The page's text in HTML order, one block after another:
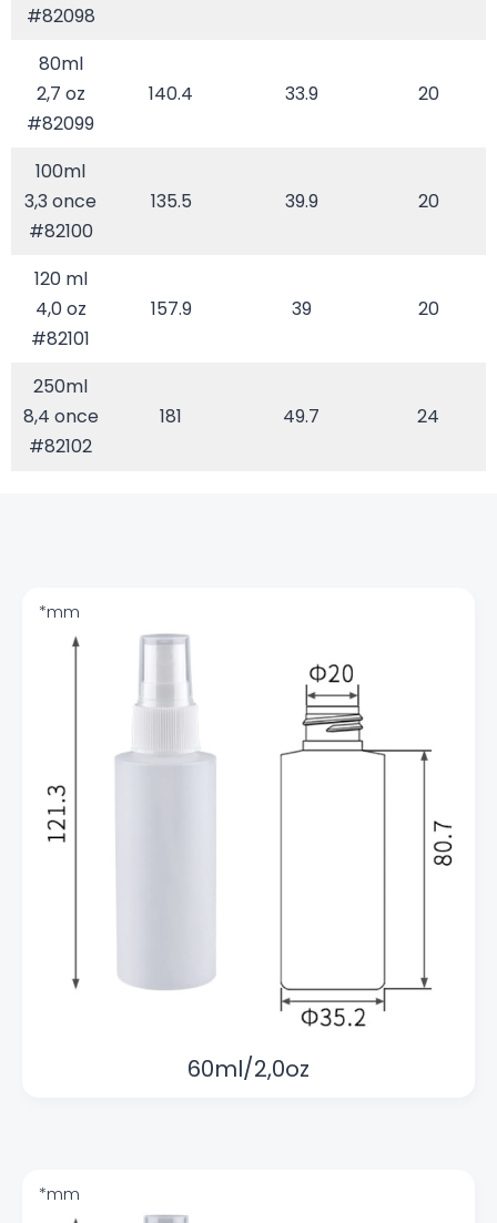
#82098
80ml
2,7 oz
#82099
140.4 33.9 20
100ml
3,3 once
#82100
135.5 39.9 20
120 ml
4,0 oz
#82101
157.9 39 20
250ml
8,4 once
#82102
181 49.7 24
60ml/2,0oz